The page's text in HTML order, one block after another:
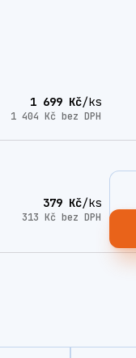
1 699 Kč/ks
1 404 Kč bez DPH
379 Kč/ks
313 Kč bez DPH